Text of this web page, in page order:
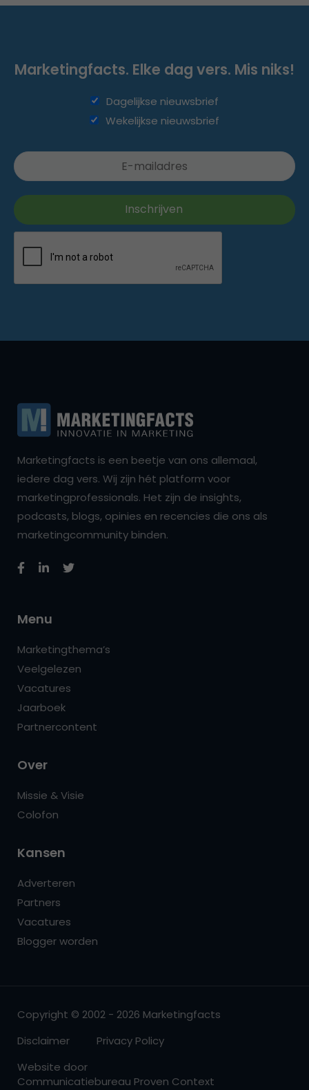
Marketingfacts. Elke dag vers. Mis niks!
Dagelijkse nieuwsbrief
Wekelijkse nieuwsbrief
Marketingfacts is een beetje van ons allemaal,
iedere dag vers. Wij zijn hét platform voor
marketingprofessionals. Het zijn de insights,
podcasts, blogs, opinies en recencies die ons als
marketingcommunity binden.
Menu
Marketingthema’s
Veelgelezen
Vacatures
Jaarboek
Partnercontent
Over
Missie & Visie
Colofon
Kansen
Adverteren
Partners
Vacatures
Blogger worden
Copyright © 2002 - 2026 Marketingfacts
Disclaimer
Privacy Policy
Website door
Communicatiebureau Proven Context